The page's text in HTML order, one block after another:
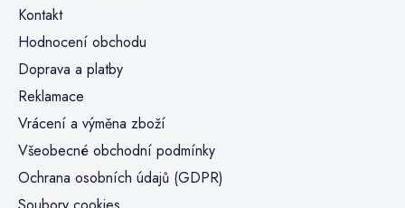
Kontakt
Hodnocení obchodu
Doprava a platby
Reklamace
Vrácení a výměna zboží
Všeobecné obchodní podmínky
Ochrana osobních údajů (GDPR)